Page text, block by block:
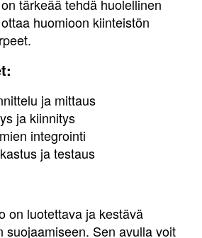
tärkeää tehdä huolellinen
huomioon kiinteistön
ja mittaus
ja kiinnitys
integrointi
ja testaus
on luotettava ja kestävä
suojaamiseen. Sen avulla voit